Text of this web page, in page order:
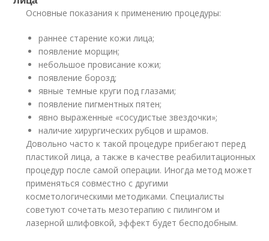
Основные показания к применению процедуры:
раннее старение кожи лица;
появление морщин;
небольшое провисание кожи;
появление борозд;
явные темные круги под глазами;
появление пигментных пятен;
явно выраженные «сосудистые звездочки»;
наличие хирургических рубцов и шрамов.
Довольно часто к такой процедуре прибегают перед
пластикой лица, а также в качестве реабилитационных
процедур после самой операции. Иногда метод может
применяться совместно с другими
косметологическими методиками. Специалисты
советуют сочетать мезотерапию с пилингом и
лазерной шлифовкой, эффект будет бесподобным.